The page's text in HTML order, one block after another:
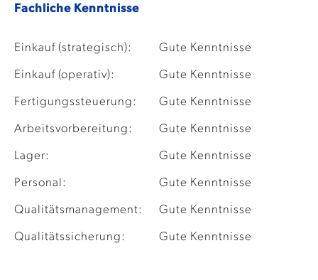
Fachliche Kenntnisse
Einkauf (strategisch): Gute Kenntnisse
Einkauf (operativ): Gute Kenntnisse
Fertigungssteuerung: Gute Kenntnisse
Arbeitsvorbereitung: Gute Kenntnisse
Lager: Gute Kenntnisse
Personal: Gute Kenntnisse
Qualitätsmanagement: Gute Kenntnisse
Qualitätssicherung: Gute Kenntnisse